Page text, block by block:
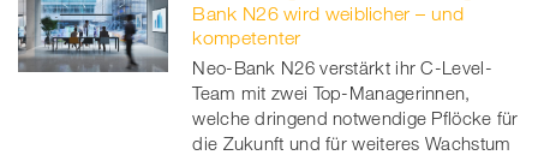
Bank N26 wird weiblicher – und
kompetenter
Neo-Bank N26 verstärkt ihr C-Level-
Team mit zwei Top-Managerinnen,
welche dringend notwendige Pflöcke für
die Zukunft und für weiteres Wachstum